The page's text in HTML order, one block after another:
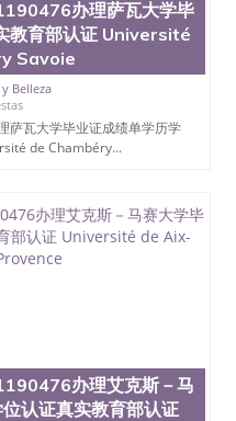
办理萨瓦大学毕
教育部认证 Université
Savoie
Belleza
萨瓦大学毕业证成绩单学历学
de Chambéry...
办理艾克斯－马
认证真实教育部认证